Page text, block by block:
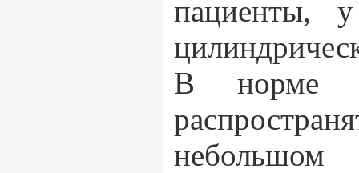
пациенты,
В норме